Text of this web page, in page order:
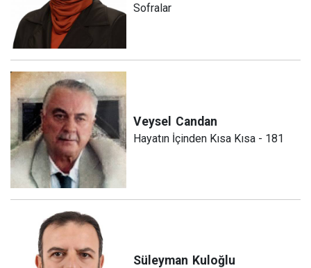
Sofralar
Veysel Candan
Hayatın İçinden Kısa Kısa - 181
Süleyman Kuloğlu